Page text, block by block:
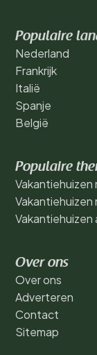
Populaire
Nederland
Frankrijk
Italië
Spanje
België
Populaire
Vakantiehuizen
Vakantiehuizen
Over ons
Over ons
Adverteren
Contact
Sitemap